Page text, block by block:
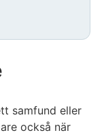
samfund eller
också när